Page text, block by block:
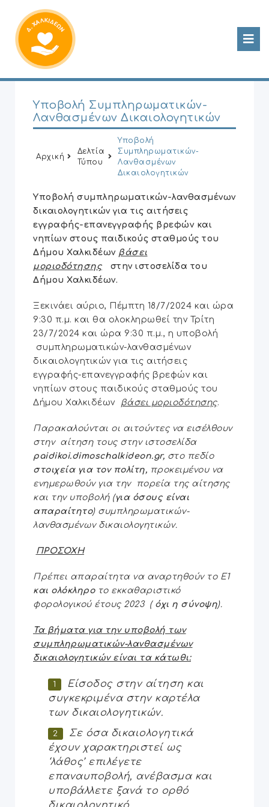
Yποβολή Συμπληρωματικών-
Λανθασμένων Δικαιολογητικών
Αρχική
Δελτία
Τύπου
Yποβολή
Συμπληρωματικών-
Λανθασμένων
Δικαιολογητικών
Yποβολή συμπληρωματικών-λανθασμένων
δικαιολογητικών για τις αιτήσεις
εγγραφής-επανεγγραφής βρεφών και
νηπίων στους παιδικούς σταθμούς του
Δήμου Χαλκιδέων βάσει
μοριοδότησης στην ιστοσελίδα του
Δήμου Χαλκιδέων.
Ξεκινάει αύριο, Πέμπτη 18/7/2024 και ώρα
9:30 π.μ. και θα ολοκληρωθεί την Τρίτη
23/7/2024 και ώρα 9:30 π.μ., η υποβολή
συμπληρωματικών-λανθασμένων
δικαιολογητικών για τις αιτήσεις
εγγραφής-επανεγγραφής βρεφών και
νηπίων στους παιδικούς σταθμούς του
Δήμου Χαλκιδέων βάσει μοριοδότησης.
Παρακαλούνται οι αιτούντες να εισέλθουν
στην αίτηση τους στην ιστοσελίδα
paidikoi.dimoschalkideon.gr, στο πεδίο
στοιχεία για τον πολίτη, προκειμένου να
ενημερωθούν για την πορεία της αίτησης
και την υποβολή (για όσους είναι
απαραίτητο) συμπληρωματικών-
λανθασμένων δικαιολογητικών.
ΠΡΟΣΟΧΗ
Πρέπει απαραίτητα να αναρτηθούν το Ε1
και ολόκληροτο εκκαθαριστικό
φορολογικού έτους 2023 ( όχι η σύνοψη).
Τα βήματα για την υποβολή των
συμπληρωματικών-λανθασμένων
δικαιολογητικών είναι τα κάτωθι:
Είσοδος στην αίτηση και
συγκεκριμένα στην καρτέλα
των δικαιολογητικών.
Σε όσα δικαιολογητικά
έχουν χαρακτηριστεί ως
‘λάθος’ επιλέγετε
επαναυποβολή, ανέβασμα και
υποβάλλετε ξανά το ορθό